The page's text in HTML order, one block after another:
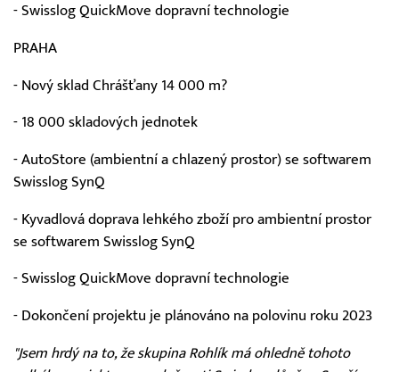
- Swisslog QuickMove dopravní technologie
PRAHA
- Nový sklad Chrášťany 14 000 m?
- 18 000 skladových jednotek
- AutoStore (ambientní a chlazený prostor) se softwarem
Swisslog SynQ
- Kyvadlová doprava lehkého zboží pro ambientní prostor
se softwarem Swisslog SynQ
- Swisslog QuickMove dopravní technologie
- Dokončení projektu je plánováno na polovinu roku 2023
"Jsem hrdý na to, že skupina Rohlík má ohledně tohoto